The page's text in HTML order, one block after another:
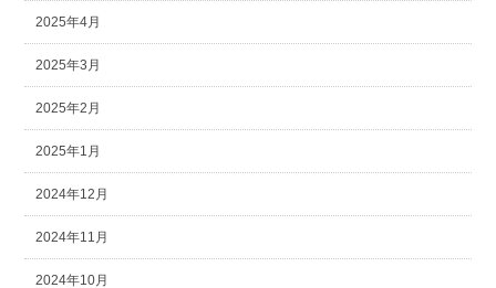
2025年4月
2025年3月
2025年2月
2025年1月
2024年12月
2024年11月
2024年10月